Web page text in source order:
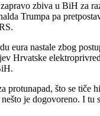
zbiva u BiH za
Trumpa pa
eura nastale zbog
Hrvatske
što se tiče
je dogovoreno. I